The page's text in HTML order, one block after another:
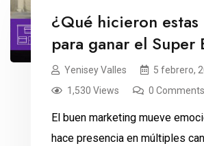
¿Qué hicieron estas
para ganar el Super
2019?
Yenisey Valles
5 febrero,
1,530 Views
0 Comments
El buen marketing mueve
hace presencia en múltiples